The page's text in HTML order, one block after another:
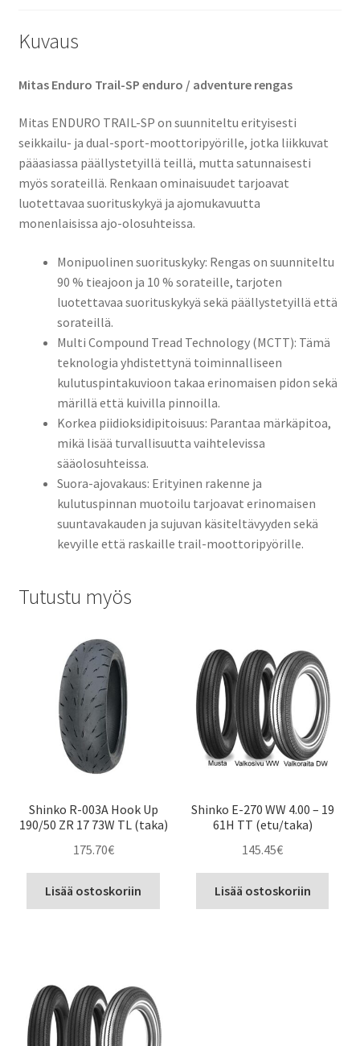
Kuvaus
Mitas Enduro Trail-SP enduro / adventure rengas
Mitas ENDURO TRAIL-SP on suunniteltu erityisesti
seikkailu- ja dual-sport-moottoripyörille, jotka liikkuvat
pääasiassa päällystetyillä teillä, mutta satunnaisesti
myös sorateillä. Renkaan ominaisuudet tarjoavat
luotettavaa suorituskykyä ja ajomukavuutta
monenlaisissa ajo-olosuhteissa.
Monipuolinen suorituskyky: Rengas on suunniteltu
90 % tieajoon ja 10 % sorateille, tarjoten
luotettavaa suorituskykyä sekä päällystetyillä että
sorateillä.
Multi Compound Tread Technology (MCTT): Tämä
teknologia yhdistettynä toiminnalliseen
kulutuspintakuvioon takaa erinomaisen pidon sekä
märillä että kuivilla pinnoilla.
Korkea piidioksidipitoisuus: Parantaa märkäpitoa,
mikä lisää turvallisuutta vaihtelevissa
sääolosuhteissa.
Suora-ajovakaus: Erityinen rakenne ja
kulutuspinnan muotoilu tarjoavat erinomaisen
suuntavakauden ja sujuvan käsiteltävyyden sekä
kevyille että raskaille trail-moottoripyörille.
Tutustu myös
Shinko R-003A Hook Up
190/50 ZR 17 73W TL (taka)
175.70€
Lisää ostoskoriin
Shinko E-270 WW 4.00 – 19
61H TT (etu/taka)
145.45€
Lisää ostoskoriin